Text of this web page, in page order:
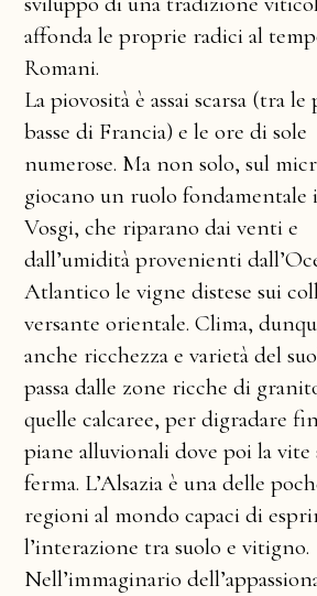
affonda le proprie radici al
Romani.
La piovosità è assai scarsa (tra le
basse di Francia) e le ore di sole
numerose. Ma non solo, sul
giocano un ruolo
Vosgi, che riparano dai venti e
dall’umidità provenienti
Atlantico le vigne distese sui
versante orientale. Clima,
anche ricchezza e varietà del
passa dalle zone ricche di
quelle calcaree, per digradare
piane alluvionali dove poi la vite
ferma. L’Alsazia è una delle
regioni al mondo capaci di
l’interazione tra suolo e vitigno.
Nell’immaginario